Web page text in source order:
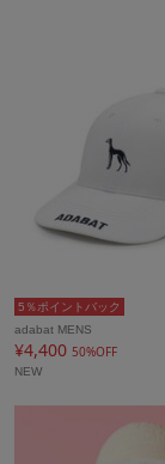
5％ポイントバック
adabat MENS
¥4,400 50%OFF
NEW